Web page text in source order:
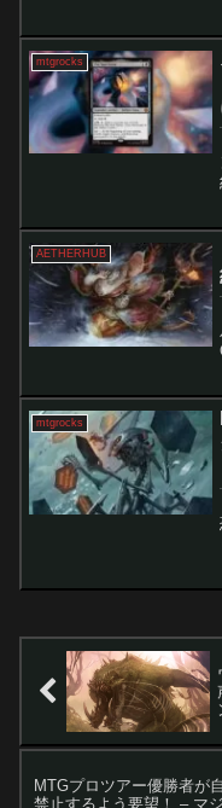
mtgrocks
AETHERHUB
mtgrocks
MTGプロツアー優勝者が
禁止するよう要望！ – マ